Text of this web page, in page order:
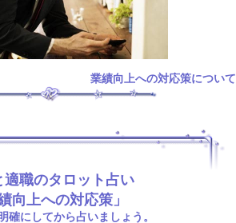
業績向上への対応策について
適職のタロット占い
向上への対応策」
確にしてから占いましょう。